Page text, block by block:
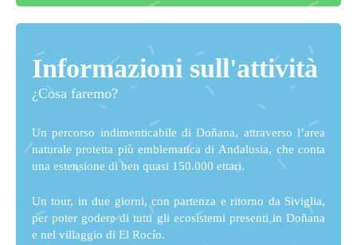
Informazioni sull'attività
¿Cosa faremo?
Un percorso indimenticabile di Doñana, attraverso l’area
naturale protetta più emblematica di Andalusia, che conta
una estensione di ben quasi 150.000 ettari.
Un tour, in due giorni, con partenza e ritorno da Siviglia,
per poter godere di tutti gli ecosistemi presenti in Doñana
e nel villaggio di El Rocío.